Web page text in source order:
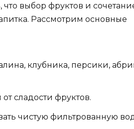
выбор фруктов и
Рассмотрим основные
клубника, персики,
сладости фруктов.
чистую фильтрованную